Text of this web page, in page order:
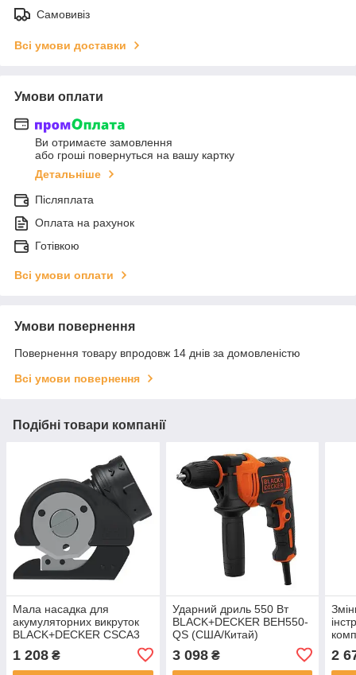
Самовивіз
Всі умови доставки
Умови оплати
Ви отримаєте замовлення
або гроші повернуться на вашу картку
Детальніше
Післяплата
Оплата на рахунок
Готівкою
Всі умови оплати
Умови повернення
Повернення товару впродовж 14 днів за домовленістю
Всі умови повернення
Подібні товари компанії
Мала насадка для
акумуляторних викруток
BLACK+DECKER CSCA3
1 208 ₴
Ударний дриль 550 Вт
BLACK+DECKER BEH550-
QS (США/Китай)
3 098₴
XJ
2